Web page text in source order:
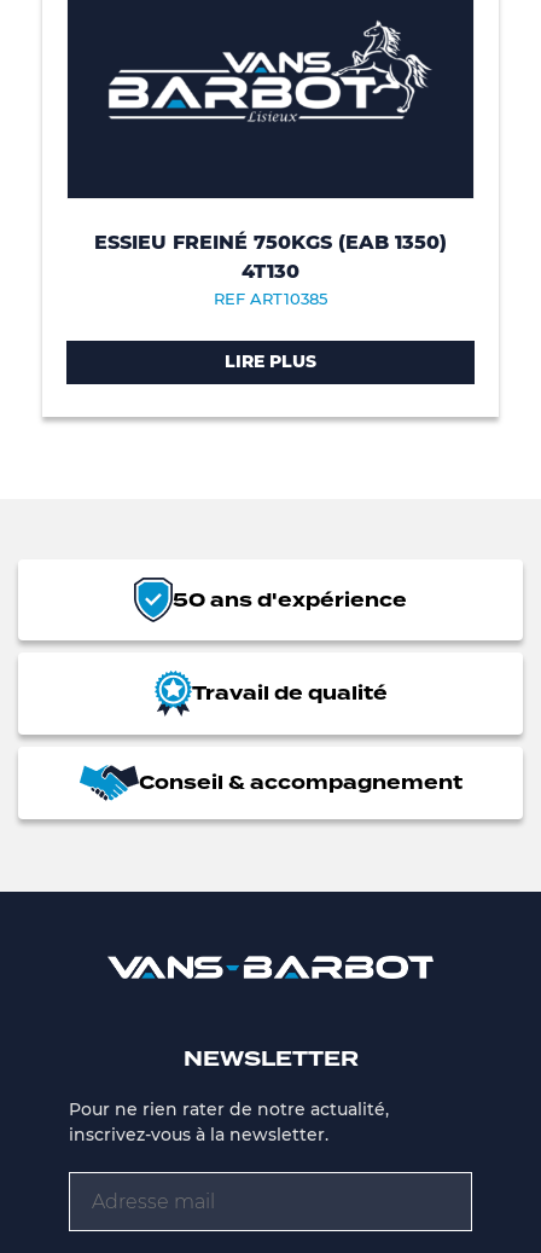
ESSIEU FREINÉ 750KGS (EAB 1350)
4T130
REF ART10385
LIRE PLUS
50 ans d'expérience
Travail de qualité
Conseil & accompagnement
NEWSLETTER
Pour ne rien rater de notre actualité,
inscrivez-vous à la newsletter.